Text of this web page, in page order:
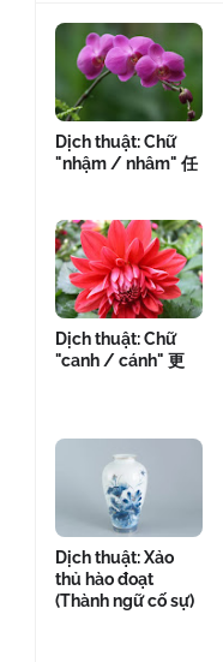
Dịch thuật: Chữ
"nhậm / nhâm" 任
Dịch thuật: Chữ
"canh / cánh" 更
Dịch thuật: Xảo
thủ hào đoạt
(Thành ngữ cố sự)